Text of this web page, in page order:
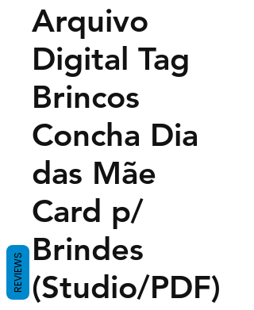
Arquivo
Digital Tag
Brincos
Concha Dia
das Mãe
Card p/
Brindes
(Studio/PDF)
REVIEWS